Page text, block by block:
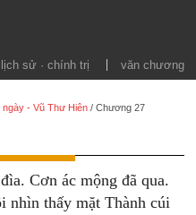
lịch sử · chính trị văn chương
- Vũ Thư Hiên /Chương 27
Cơn ác mộng đã qua.
nhìn thấy mặt Thành cúi